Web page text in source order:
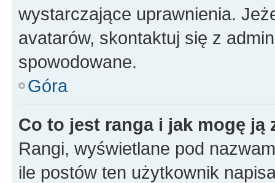
wystarczające uprawnienia.
avatarów, skontaktuj się z
spowodowane.
Góra
Co to jest ranga i jak mogę ją
Rangi, wyświetlane pod
ile postów ten użytkownik